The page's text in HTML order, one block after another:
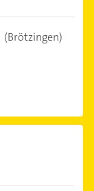
(Brötzingen)